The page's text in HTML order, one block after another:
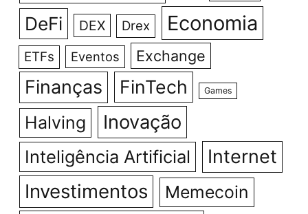
DeFi DEX Drex Economia
ETFs Eventos Exchange
Finanças FinTech Games
Halving Inovação
Inteligência Artificial Internet
Investimentos Memecoin